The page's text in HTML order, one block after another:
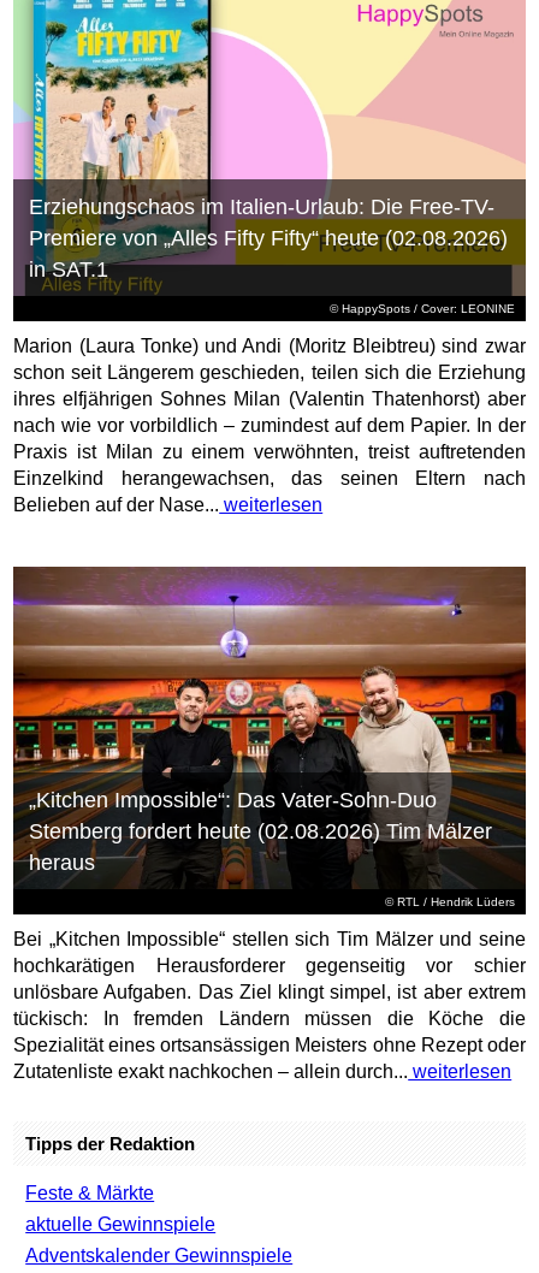
© HappySpots / Cover: LEONINE
Erziehungschaos im Italien-Urlaub: Die Free-TV-
Premiere von „Alles Fifty Fifty“ heute (02.08.2026)
in SAT.1
Marion (Laura Tonke) und Andi (Moritz Bleibtreu) sind zwar
schon seit Längerem geschieden, teilen sich die Erziehung
ihres elfjährigen Sohnes Milan (Valentin Thatenhorst) aber
nach wie vor vorbildlich – zumindest auf dem Papier. In der
Praxis ist Milan zu einem verwöhnten, treist auftretenden
Einzelkind herangewachsen, das seinen Eltern nach
Belieben auf der Nase... weiterlesen
©RTL / Hendrik Lüders
„Kitchen Impossible“: Das Vater-Sohn-Duo
Stemberg fordert heute (02.08.2026) Tim Mälzer
heraus
Bei „Kitchen Impossible“ stellen sich Tim Mälzer und seine
hochkarätigen Herausforderer gegenseitig vor schier
unlösbare Aufgaben. Das Ziel klingt simpel, ist aber extrem
tückisch: In fremden Ländern müssen die Köche die
Spezialität eines ortsansässigen Meisters ohne Rezept oder
Zutatenliste exakt nachkochen – allein durch... weiterlesen
Tipps der Redaktion
Feste & Märkte
aktuelle Gewinnspiele
Adventskalender Gewinnspiele